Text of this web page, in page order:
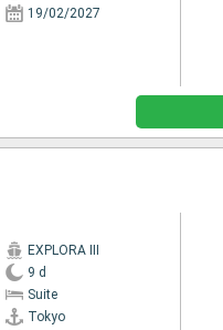
19/02/2027
EXPLORA III
9 d
Suite
Tokyo